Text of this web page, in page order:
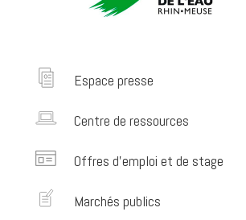
Espace presse
Centre de ressources
Offres d’emploi et de stage
Marchés publics